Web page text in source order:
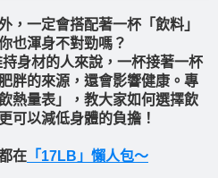
，一定會搭配著一杯「飲料」
也渾身不對勁嗎？
身材的人來說，一杯接著一杯
胖的來源，還會影響健康。專
熱量表」，教大家如何選擇飲
可以減低身體的負擔！
在 「17LB」懶人包～